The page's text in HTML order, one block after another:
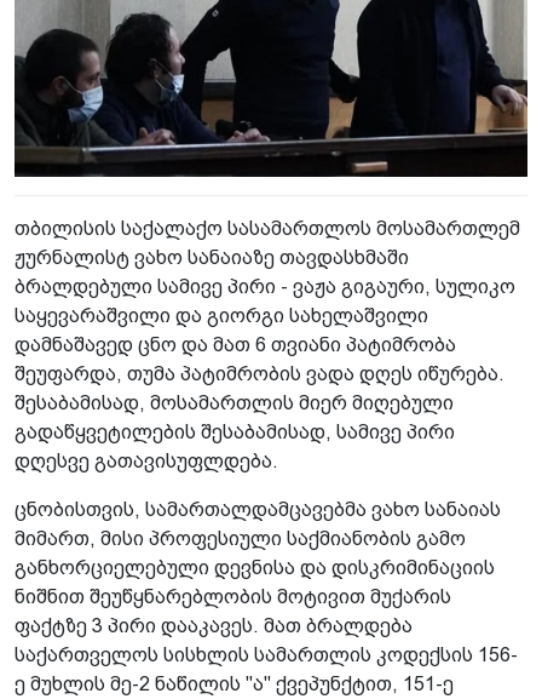
თბილისის საქალაქო სასამართლოს მოსამართლემ
ჟურნალისტ ვახო სანაიაზე თავდასხმაში
ბრალდებული სამივე პირი - ვაჟა გიგაური, სულიკო
საყევარაშვილი და გიორგი სახელაშვილი
დამნაშავედ ცნო და მათ 6 თვიანი პატიმრობა
შეუფარდა, თუმა პატიმრობის ვადა დღეს იწურება.
შესაბამისად, მოსამართლის მიერ მიღებული
გადაწყვეტილების შესაბამისად, სამივე პირი
დღესვე გათავისუფლდება.
ცნობისთვის, სამართალდამცავებმა ვახო სანაიას
მიმართ, მისი პროფესიული საქმიანობის გამო
განხორციელებული დევნისა და დისკრიმინაციის
ნიშნით შეუწყნარებლობის მოტივით მუქარის
ფაქტზე 3 პირი დააკავეს. მათ ბრალდება
საქართველოს სისხლის სამართლის კოდექსის 156-
ე მუხლის მე-2 ნაწილის "ა" ქვეპუნქტით, 151-ე